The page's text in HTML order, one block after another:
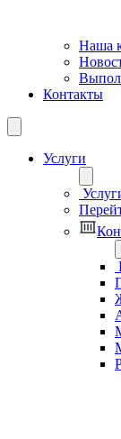
Наша
Контакты
Услуги